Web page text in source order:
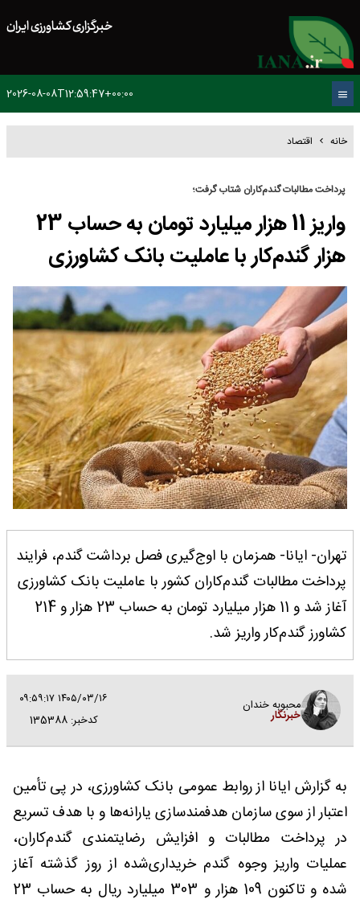
خبرگزاری کشاورزی ایران
2026-08-08T12:59:47+00:00
خانه اقتصاد
پرداخت مطالبات گندم‌کاران شتاب گرفت؛
واریز 11 هزار میلیارد تومان به حساب 23
هزار گندم‌کار با عاملیت بانک کشاورزی
تهران- ایانا- همزمان با اوج‌گیری فصل برداشت گندم، فرایند
پرداخت مطالبات گندم‌کاران کشور با عاملیت بانک کشاورزی
آغاز شد و 11 هزار میلیارد تومان به حساب 23 هزار و 214
کشاورز گندم‌کار واریز شد.
محبوبه خندان
خبرنگار
۱۴۰۵/۰۳/۱۶ ۰۹:۵۹:۱۷
کدخبر: 135388
به گزارش ایانا از روابط عمومی بانک کشاورزی، در پی تأمین
اعتبار از سوی سازمان هدفمندسازی یارانه‌ها و با هدف تسریع
در پرداخت مطالبات و افزایش رضایتمندی گندم‌کاران،
عملیات واریز وجوه گندم خریداری‌شده از روز گذشته آغاز
شده و تاکنون 109 هزار و 303 میلیارد ریال به حساب 23